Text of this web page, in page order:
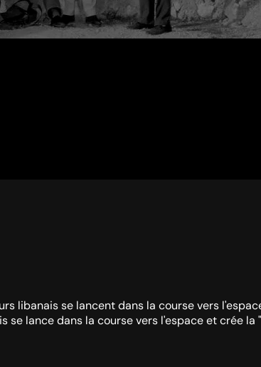
libanais se lancent dans la course vers
lance dans la course vers l'espace et crée